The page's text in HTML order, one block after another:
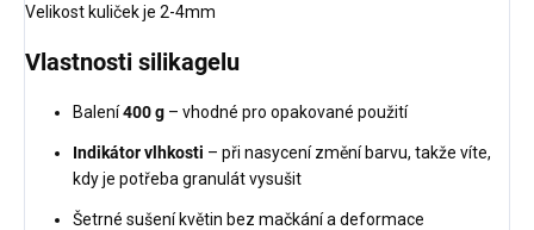
Velikost kuliček je 2-4mm
Vlastnosti silikagelu
Balení400 g – vhodné pro opakované použití
Indikátor vlhkosti – při nasycení změní barvu, takže víte,
kdy je potřeba granulát vysušit
Šetrné sušení květin bez mačkání a deformace